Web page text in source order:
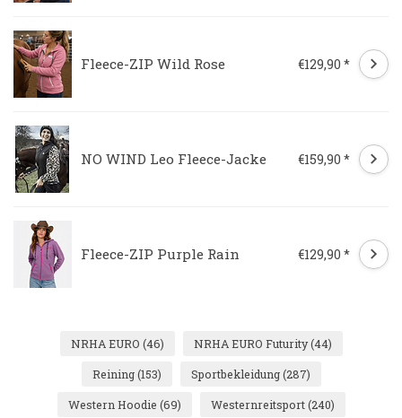
Fleece-ZIP Wild Rose €129,90 *
NO WIND Leo Fleece-Jacke €159,90 *
Fleece-ZIP Purple Rain €129,90 *
NRHA EURO (46) NRHA EURO Futurity(44)
Reining(153) Sportbekleidung(287)
Western Hoodie (69) Westernreitsport(240)